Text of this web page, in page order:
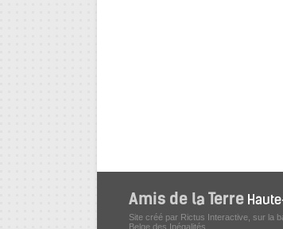
Site créé par Rictus Interactive, sur la
Belge des Inégalités